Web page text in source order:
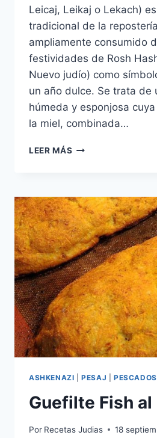
Leicaj, Leikaj o Lekach)
tradicional de la
ampliamente consumido
festividades de Rosh
Nuevo judío) como
un año dulce. Se trata de
húmeda y esponjosa
la miel, combinada…
LEER MÁS LEICAJ
LA
LICUADORA
ASHKENAZI |PESAJ PESCADOS
Guefilte Fish al
Por Recetas Judias 18